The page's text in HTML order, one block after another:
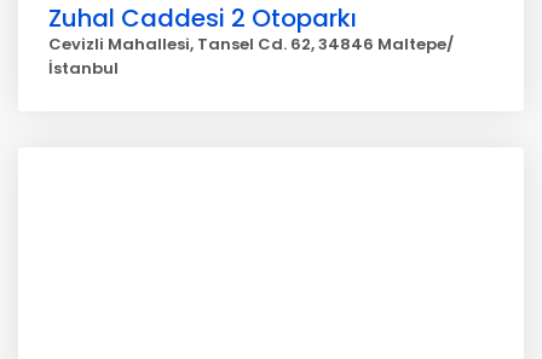
Zuhal Caddesi 2 Otoparkı
Cevizli Mahallesi, Tansel Cd. 62, 34846 Maltepe/
İstanbul